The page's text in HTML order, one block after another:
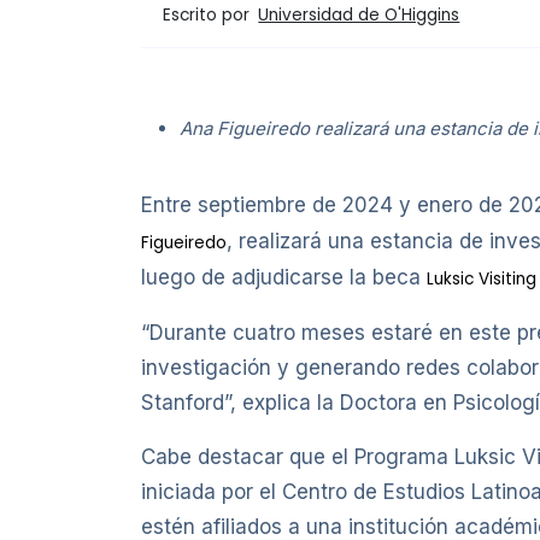
Escrito por Universidad de O'Higgins
Ana Figueiredo realizará una estancia
Entre septiembre de 2024 y enero de
Figueiredo, realizará una estancia de
luego de adjudicarse la beca Luksic
“Durante cuatro meses estaré en este
investigación y generando redes
Stanford”, explica la Doctora en
Cabe destacar que el Programa Luksic
iniciada por el Centro de Estudios
estén afiliados a una institución